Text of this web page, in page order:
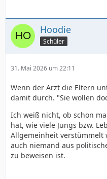
Hoodie
Schüler
31. Mai 2026 um 22:11
Wenn der Arzt die Eltern
damit durch. "Sie wollen
Ich weiß nicht, ob schon
hat, wie viele Jungs bzw.
Allgemeinheit verstümmelt
auch niemand aus
zu beweisen ist.